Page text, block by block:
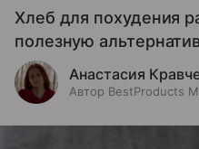
Хлеб для похудения
полезную
Анастасия
Автор BestProducts